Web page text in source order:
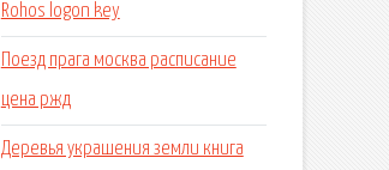
Rohos logon key
Поезд прага москва расписание
цена ржд
Деревья украшения земли книга